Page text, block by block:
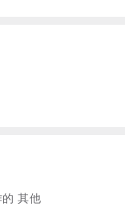
其他